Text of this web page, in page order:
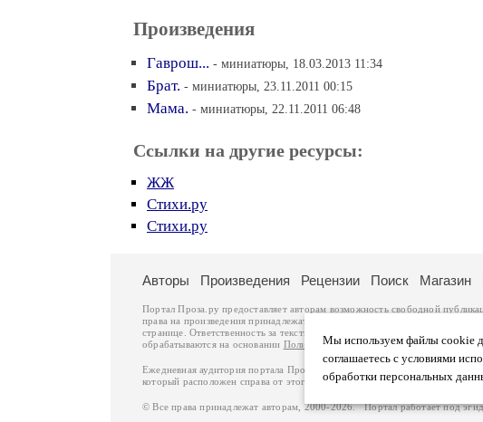
Произведения
Гаврош... - миниатюры, 18.03.2013 11:34
Брат. - миниатюры, 23.11.2011 00:15
Мама. - миниатюры, 22.11.2011 06:48
Ссылки на другие ресурсы:
ЖЖ
Стихи.ру
Стихи.ру
Мы используем файлы cookie
соглашаетесь с условиями
обработки персональных
Авторы Произведения Рецензии Поиск Магазин
Портал Проза.ру предоставляет авторам возможность свободной
права на произведения принадлежат авторам и охраняются
.
странице. Ответственность за тексты произведений авторы несут
обрабатываются на основании Политики обработки персональных данных
Ежедневная аудитория портала Проза.ру – порядка 100 тысяч
который расположен справа от этого текста. В каждой графе указано по
© Все права принадлежат авторам, 2000-2026. Портал работает под